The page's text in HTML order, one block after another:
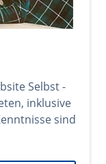
Selbst -
inklusive
sind